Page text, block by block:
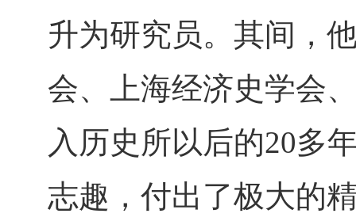
升为研究员。其间，
会、上海经济史学会
入历史所以后的20多
志趣，付出了极大的